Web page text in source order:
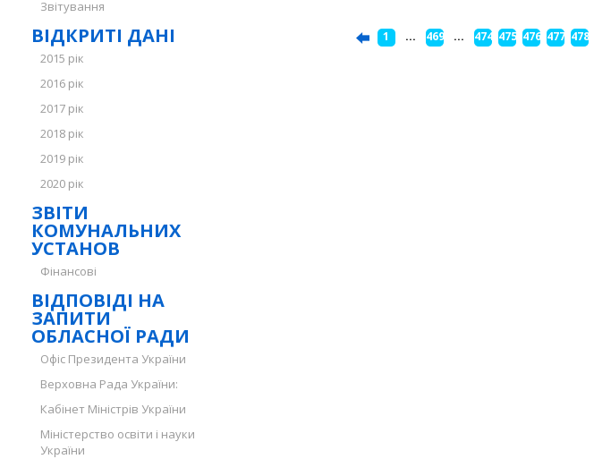
Звітування
ВІДКРИТІ ДАНІ
2015 рік
2016 рік
2017 рік
2018 рік
2019 рік
2020 рік
ЗВІТИ
КОМУНАЛЬНИХ
УСТАНОВ
Фінансові
ВІДПОВІДІ НА
ЗАПИТИ
ОБЛАСНОЇ РАДИ
Офіс Президента України
Верховна Рада України:
Кабінет Міністрів України
Міністерство освіти і науки
України
1 ... 469 ... 474 475 476 477 478